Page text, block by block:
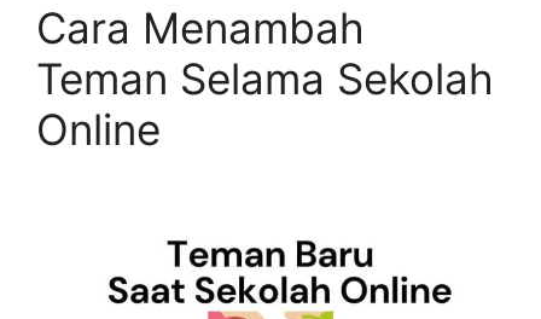
Cara Menambah
Teman Selama Sekolah
Online